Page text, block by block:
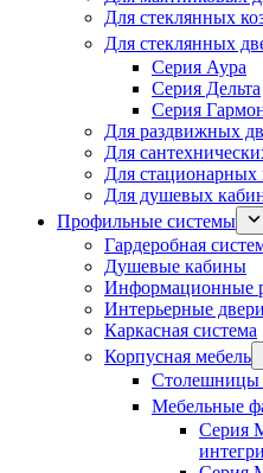
Для стеклянных
Для стеклянных
Серия Аура
Серия Дельта
Серия
Для раздвижных
Для
Для стационарных
Для душевых
Профильные системы
Гардеробная
Душевые кабины
Информационные
Интерьерные
Каркасная система
Корпусная мебель
Столешницы
Мебельные
Серия